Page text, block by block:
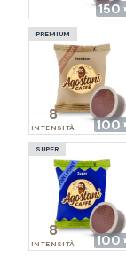
150
PREMIUM
8
INTENSITÀ 100
SUPER
8
INTENSITÀ 100